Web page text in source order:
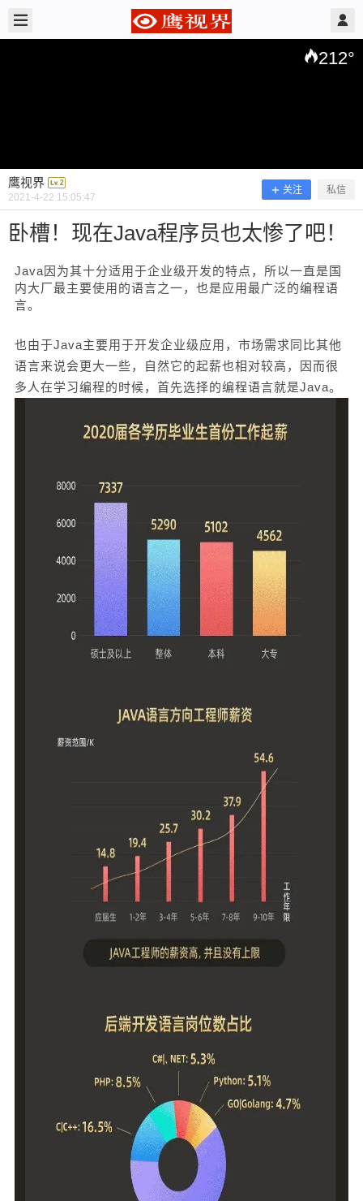
212°
鹰视界
2021-4-22 15:05:47
关注 私信
卧槽！现在Java程序员也太惨了吧！
Java因为其十分适用于企业级开发的特点，所以一直是国
内大厂最主要使用的语言之一，也是应用最广泛的编程语
言。
也由于Java主要用于开发企业级应用，市场需求同比其他
语言来说会更大一些，自然它的起薪也相对较高，因而很
多人在学习编程的时候，首先选择的编程语言就是Java。
鹰视界 @ 鹰视界 2021/4/22
卧槽！现在Java程序员也太惨了吧！
Java因为其十分适用于企业级开发的特点，所以一
直是国内大厂最主要使用的语言之一，也是应用最
广泛的编程语言。 也由于Java主要用于开发企业
自然它的起薪也相对较高，因而很多人在学习编程
习Java语言本身的难度虽然没有C++那么高，但也
不代表它的门槛很低。Java的生态系统十分庞大，
对程序员而言，不仅要掌握Java语言，还要学习其
他技术，就包括Spring全家桶、缓存、数据库等，
还要掌握各种企业主流框架、高并发设计、微服
务、分布式等。 通过看书、网上找的教学视频或
许可以简单的了解Java，但要想深入的学习Java，
掌握相关的技术内容，仅仅是靠书籍或视频来自学
则是完全不够的，你需要的是一个完整的学习体
系，以及循序渐进的学习过程，从理论基础到上手
过部分理论知识，都无法独自进行全链路的自我提
升，为帮助大家解决这个问题，我真心向你推荐由
开课吧打造的《JavaEE商业项目实战就业班》，这
次就业班是由开课吧100余位教研老师，历经7次迭
代，专为大学生以及0-2年工程师精心打造的课程！
让你从0到全面掌握，不走弯路，高效率进阶！
课程内容对标阿里P6，以4大理论课程+4大仿真项
目课程+2个月商业项目实训的课程模式进行教学，
在为你系统的培养训练编码思维，夯实基础的同
时，还可以上手全栈式项目开发，通过商业项目实
训，真实跑通企业在职人员的项目全流程，赚取不
高于 19800 的报酬！ 此次就业课程十分适用于大
学生以及0-2年经验的Java工程师，十分火爆，想要
大咖讲师带你少走弯路 为帮大家可以系统性入门
队，授课讲师均源自国内知名互联网企业，都担任
技术负责人，熟悉当前市场主流的技术方案和方法
论。有了资深前辈的指导，可以加速你的成长和提
升。 ▼ 阶段性目标式教学 通过了解当下Java人
在学习时遇到的问题以及难以突破的瓶颈，开课吧
讲师针对大家不同时期的学习误区与业务场景需
求，进行摸索研究，潜心打磨，将此次课程设置成3
扫描二维码继续阅读